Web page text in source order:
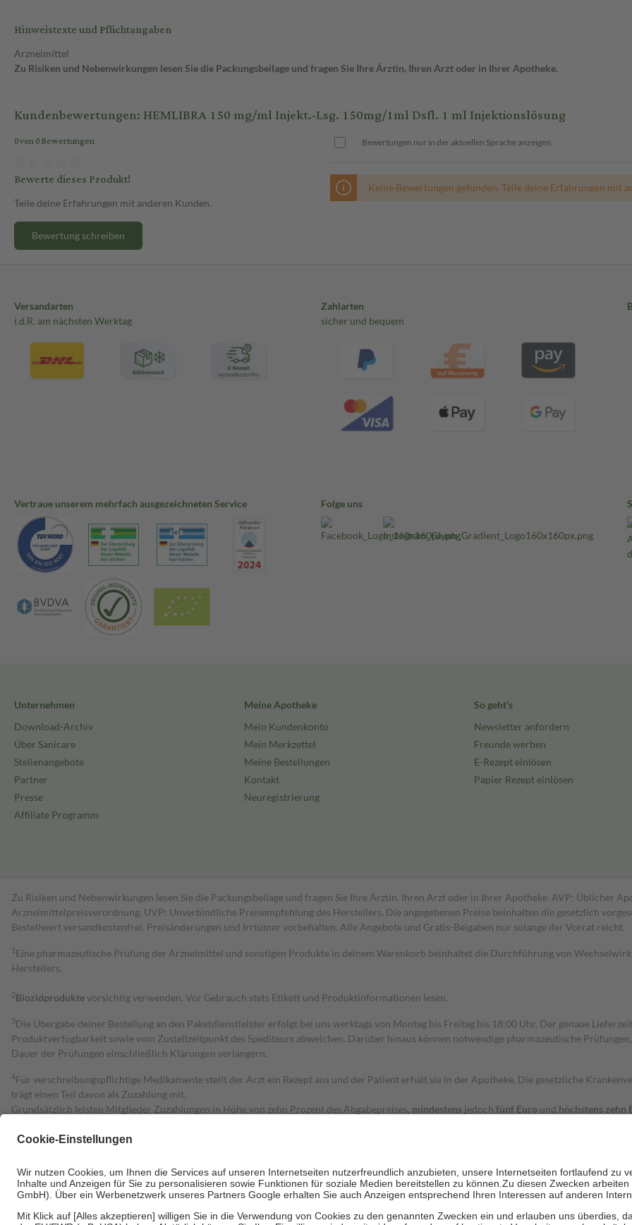
Hinweistexte und Pflichtangaben
Arzneimittel
Zu Risiken und Nebenwirkungen lesen Sie die Packungsbeilage und fragen Sie Ihre Ärztin, Ihren Arzt oder in Ihrer Apotheke.
Kundenbewertungen: HEMLIBRA 150 mg/ml Injekt.-Lsg. 150mg/1ml Dsfl. 1 ml Injektionslösung
0 von 0 Bewertungen
Bewerte dieses Produkt!
Teile deine Erfahrungen mit anderen Kunden.
Bewertung schreiben
Bewertungen nur in der aktuellen Sprache anzeigen.
Keine Bewertungen gefunden. Teile deine Erfahrungen mit
Versandarten
i.d.R. am nächsten Werktag
Zahlarten
sicher und bequem
Vertraue unserem mehrfach ausgezeichneten Service Folge uns
Unternehmen
Download-Archiv
Über Sanicare
Stellenangebote
Partner
Presse
Affiliate Programm
Meine Apotheke
Mein Kundenkonto
Mein Merkzettel
Meine Bestellungen
Kontakt
Neuregistrierung
So geht's
Newsletter anfordern
Freunde werben
E-Rezept einlösen
Papier Rezept einlösen
Zu Risiken und Nebenwirkungen lesen Sie die Packungsbeilage und fragen Sie Ihre Ärztin, Ihren Arzt oder in Ihrer Apotheke. AVP: Üblicher
Arzneimittelpreisverordnung. UVP: Unverbindliche Preisempfehlung des Herstellers. Die angegebenen Preise beinhalten die gesetzlich
Bestell­wert versand­kosten­frei. Preisänderungen und Irrtümer vorbehalten. Alle Angebote und Gratis-Beigaben nur solange der Vorrat reicht.
1 Eine pharmazeutische Prüfung der Arzneimittel und sonstigen Produkte in deinem Warenkorb beinhaltet die Durchführung von
Herstellers.
2Biozidproduktevorsichtig verwenden. Vor Gebrauch stets Etikett und Produktinformationen lesen.
3Die Übergabe deiner Bestellung an den Paketdienstleister erfolgt bei uns werktags von Montag bis Freitag bis 18:00 Uhr. Der genaue
Produktverfügbarkeit sowie vom Zustellzeitpunkt des Spediteurs abweichen. Darüber hinaus können notwendige pharmazeutische
Dauer der Prüfungen einschließlich Klärungen verlängern.
4Für verschreibungspflichtige Medikamente stellt der Arzt ein Rezept aus und der Patient erhält sie in der Apotheke. Die gesetzliche
trägt einen Teil davon als Zuzahlung mit.
Grundsätzlich leisten Mitglieder Zuzahlungen in Höhe von zehn Prozent des Abgabepreises, mindestens jedoch fünf Euro und höchstens zehn
Diese Regeln gelten grundsätzlich auch für Online-Apotheken.
Um das Engagement der Versicherten für ihre eigene Gesundheit zu stärken und die besondere Stellung der Familie zu unterstützen, fallen
• Kindern und Jugendlichen bis zum vollendeten 18. Lebensjahr mit Ausnahme der Fahrkosten
• Untersuchungen zur Vorsorge und Früherkennung, die von der GKV getragen werden
• empfohlenen Schutzimpfungen